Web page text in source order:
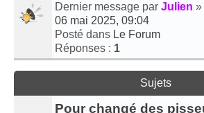
Dernier message par Julien »
06 mai 2025, 09:04
Posté dans Le Forum
Réponses : 1
Sujets
Pour changé des